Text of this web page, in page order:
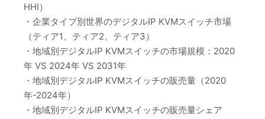
HHI）
・企業タイプ別世界のデジタルIP KVMスイッチ市場
（ティア1、ティア2、ティア3）
・地域別デジタルIP KVMスイッチの市場規模：2020
年 VS 2024年 VS 2031年
・地域別デジタルIP KVMスイッチの販売量（2020
年-2024年）
・地域別デジタルIP KVMスイッチの販売量シェア